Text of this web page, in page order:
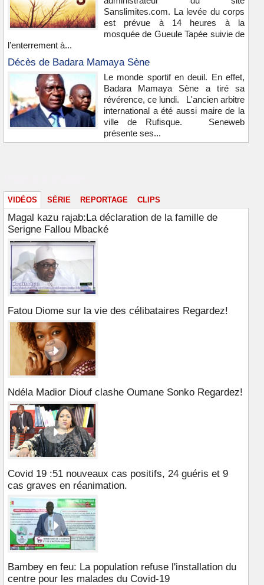
Sanslimites.com. La levée du corps
est prévue à 14 heures à la
mosquée de Gueule Tapée suivie de
l’enterrement à...
Décès de Badara Mamaya Sène
Le monde sportif en deuil. En effet,
Badara Mamaya Sène a tiré sa
révérence, ce lundi. L'ancien arbitre
international a été aussi maire de la
ville de Rufisque. Seneweb
présente ses...
VIDÉOS SÉRIE REPORTAGE CLIPS
Magal kazu rajab:La déclaration de la famille de
Serigne Fallou Mbacké
Fatou Diome sur la vie des célibataires Regardez!
Ndéla Madior Diouf clashe Oumane Sonko Regardez!
Covid 19 :51 nouveaux cas positifs, 24 guéris et 9
cas graves en réanimation.
Bambey en feu: La population refuse l'installation du
centre pour les malades du Covid-19